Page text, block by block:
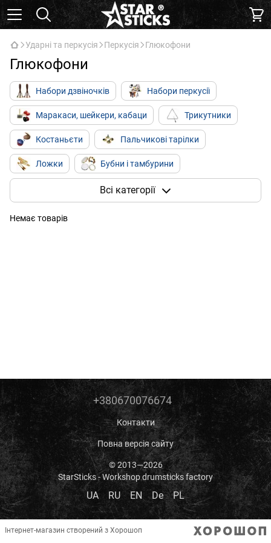
Ударні та перкусія Перкусія Глюкофони
Глюкофони
Набори дзвіночків Набори перкусії
Маракаси, шейкери, кабаци Трикутники
Костаньєти Пальчикові тарілки
Ложки Бубни і тамбурини
Джембе і дарбуки
Всі категорії
Немає товарів
+380670076674
Контакти
Повна версія сайту
© 2013—2026
StarSticks - Workshop drumsticks factory
UA RU EN De PL
Інтернет-магазин створений з Хорошоп